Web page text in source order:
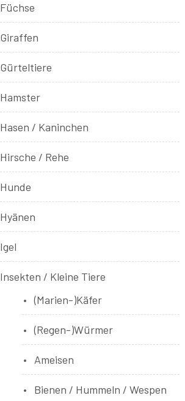
Füchse
Giraffen
Gürteltiere
Hamster
Hasen / Kaninchen
Hirsche / Rehe
Hunde
Hyänen
Igel
Insekten / Kleine Tiere
(Marien-)Käfer
(Regen-)Würmer
Ameisen
Bienen / Hummeln / Wespen